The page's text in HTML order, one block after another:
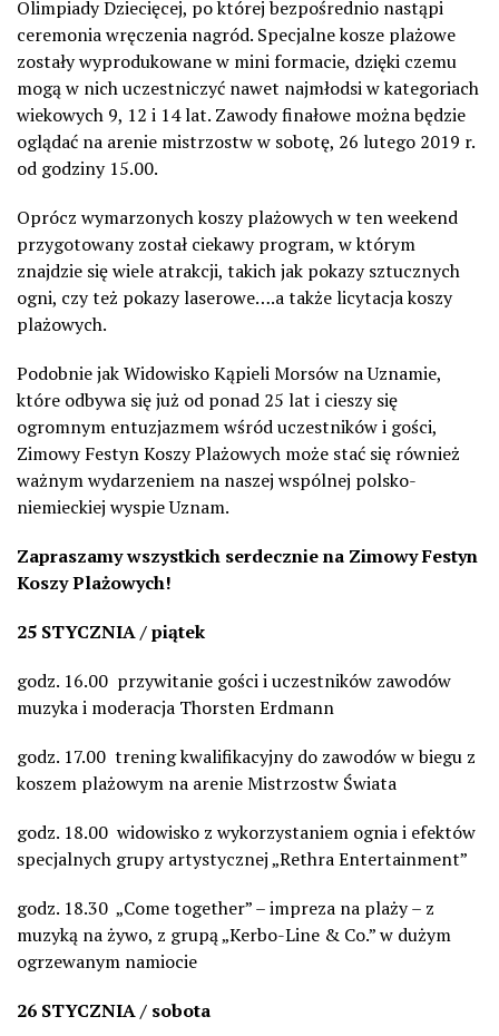
Olimpiady Dziecięcej, po której bezpośrednio nastąpi
ceremonia wręczenia nagród. Specjalne kosze plażowe
zostały wyprodukowane w mini formacie, dzięki czemu
mogą w nich uczestniczyć nawet najmłodsi w kategoriach
wiekowych 9, 12 i 14 lat. Zawody finałowe można będzie
oglądać na arenie mistrzostw w sobotę, 26 lutego 2019 r.
od godziny 15.00.
Oprócz wymarzonych koszy plażowych w ten weekend
przygotowany został ciekawy program, w którym
znajdzie się wiele atrakcji, takich jak pokazy sztucznych
ogni, czy też pokazy laserowe….a także licytacja koszy
plażowych.
Podobnie jak Widowisko Kąpieli Morsów na Uznamie,
które odbywa się już od ponad 25 lat i cieszy się
ogromnym entuzjazmem wśród uczestników i gości,
Zimowy Festyn Koszy Plażowych może stać się również
ważnym wydarzeniem na naszej wspólnej polsko-
niemieckiej wyspie Uznam.
Zapraszamy wszystkich serdecznie na Zimowy Festyn
Koszy Plażowych!
25 STYCZNIA / piątek
godz. 16.00 przywitanie gości i uczestników zawodów
muzyka i moderacja Thorsten Erdmann
godz. 17.00 trening kwalifikacyjny do zawodów w biegu z
koszem plażowym na arenie Mistrzostw Świata
godz. 18.00 widowisko z wykorzystaniem ognia i efektów
specjalnych grupy artystycznej „Rethra Entertainment”
godz. 18.30 „Come together” – impreza na plaży – z
muzyką na żywo, z grupą „Kerbo-Line & Co.” w dużym
ogrzewanym namiocie
26 STYCZNIA / sobota